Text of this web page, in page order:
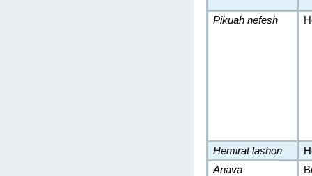
Pikuah nefesh
Hemirat lashon
Anava